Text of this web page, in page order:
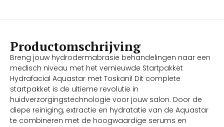
Productomschrijving
Breng jouw hydrodermabrasie behandelingen naar een
medisch niveau met het vernieuwde Startpakket
Hydrafacial Aquastar met Toskani! Dit complete
startpakket is de ultieme revolutie in
huidverzorgingstechnologie voor jouw salon. Door de
diepe reiniging, extractie en hydratatie van de Aquastar
te combineren met de hoogwaardige serums en